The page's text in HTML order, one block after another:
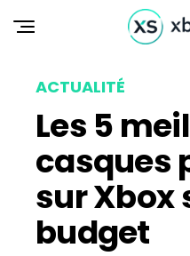
ACTUALITÉ
Les 5
casques
sur Xbox
budget